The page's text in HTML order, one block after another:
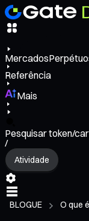
Mercados
Referência
Mais
Pesquisar token/
/
Atividade
BLOGUE O que